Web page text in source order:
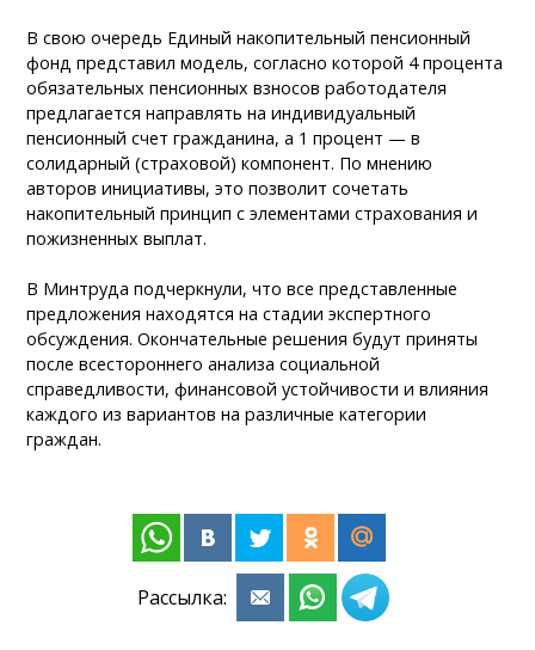
В свою очередь Единый накопительный пенсионный
фонд представил модель, согласно которой 4 процента
обязательных пенсионных взносов работодателя
предлагается направлять на индивидуальный
пенсионный счет гражданина, а 1 процент — в
солидарный (страховой) компонент. По мнению
авторов инициативы, это позволит сочетать
накопительный принцип с элементами страхования и
пожизненных выплат.
В Минтруда подчеркнули, что все представленные
предложения находятся на стадии экспертного
обсуждения. Окончательные решения будут приняты
после всестороннего анализа социальной
справедливости, финансовой устойчивости и влияния
каждого из вариантов на различные категории
граждан.
Рассылка: